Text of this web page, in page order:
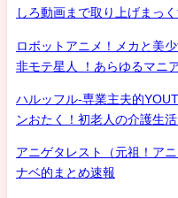
しろ動画まで取り上げまっ
ロボットアニメ！メカと美
非モテ星人 ！あらゆるマニ
ハルッフル-専業主夫的
ンおたく！初老人の介護生
アニゲタレスト（元祖！ア
ナベ的まとめ速報